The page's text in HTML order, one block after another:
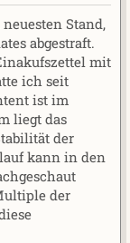
Stand,
abgestraft.
mit
ich seit
ist im
liegt das
der
kann in den
der